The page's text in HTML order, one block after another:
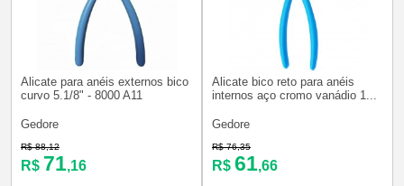
Alicate para anéis externos bico
curvo 5.1/8" - 8000 A11
Gedore
R$ 88,12
R$ 71,16
Alicate bico reto para anéis
internos aço cromo vanádio 1...
Gedore
R$ 76,35
R$ 61,66